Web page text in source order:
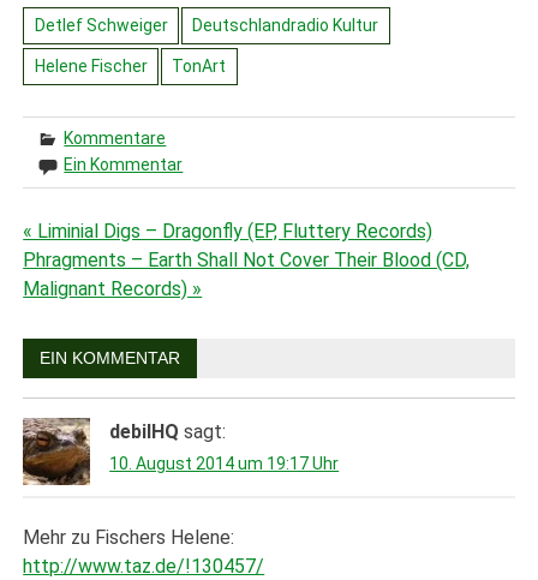
Detlef Schweiger Deutschlandradio Kultur
Helene Fischer TonArt
Kommentare
Ein Kommentar
Beitragsnavigation
« Liminial Digs – Dragonfly (EP, Fluttery Records)
Phragments – Earth Shall Not Cover Their Blood (CD,
Malignant Records) »
EIN KOMMENTAR
debilHQ sagt:
10. August 2014 um 19:17 Uhr
Mehr zu Fischers Helene:
http://www.taz.de/!130457/